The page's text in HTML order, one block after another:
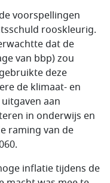
voorspellingen
rooskleurig.
dat de
van bbp) zou
deze
de klimaat- en
aan
in onderwijs en
raming van de
inflatie tijdens de